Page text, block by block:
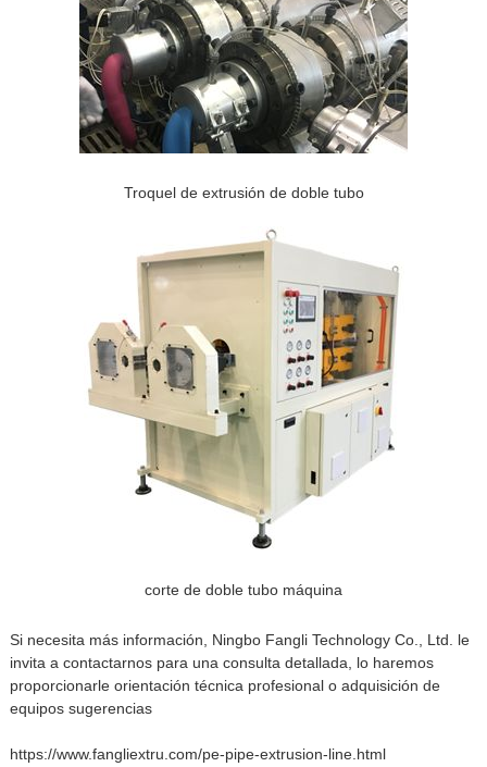
Troquel de extrusión de doble tubo
corte de doble tubo máquina
Si necesita más información, Ningbo Fangli Technology Co., Ltd. le
invita a contactarnos para una consulta detallada, lo haremos
proporcionarle orientación técnica profesional o adquisición de
equipos sugerencias
https://www.fangliextru.com/pe-pipe-extrusion-line.html